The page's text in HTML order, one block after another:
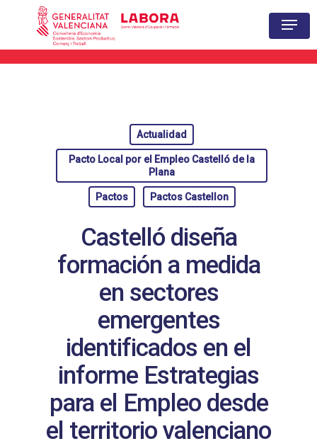
Actualidad
Pacto Local por el Empleo Castelló de la
Plana
Pactos Pactos Castellon
Castelló diseña
formación a medida
en sectores
emergentes
identificados en el
informe Estrategias
para el Empleo desde
el territorio valenciano